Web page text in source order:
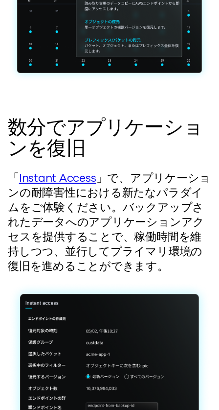
数分でアプリケーショ
ンを復旧
「Instant Access 」で、アプリケーショ
ンの耐障害性における新たなパラダイ
ムをご体験ください。バックアップさ
れたデータへのアプリケーションアク
セスを提供することで、稼働時間を維
持しつつ、並行してプライマリ環境の
復旧を進めることができます。